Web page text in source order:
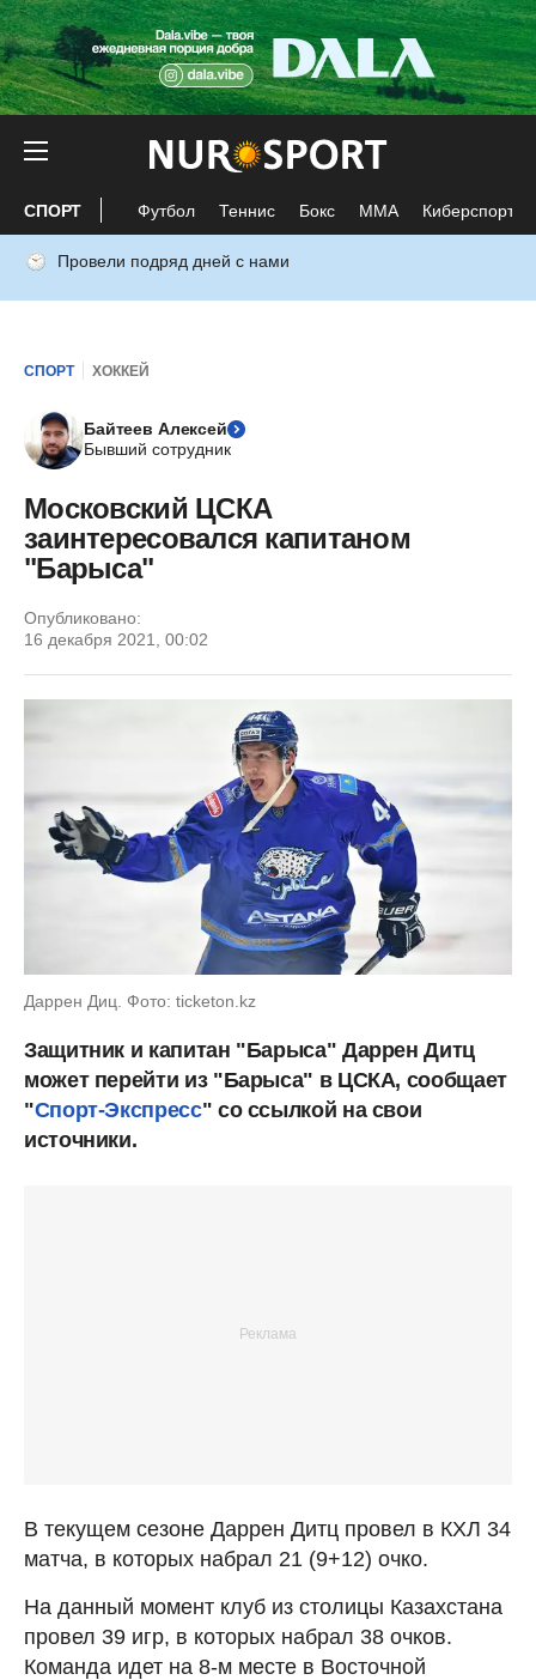
СПОРТ Футбол Теннис Бокс ММА Киберспорт
Провели подряд дней с нами
СПОРТ ХОККЕЙ
Байтеев Алексей
Бывший сотрудник
Московский ЦСКА
заинтересовался капитаном
"Барыса"
Опубликовано:
16 декабря 2021, 00:02
Даррен Диц. Фото: ticketon.kz
Защитник и капитан "Барыса" Даррен Дитц
может перейти из "Барыса" в ЦСКА, сообщает
"Спорт-Экспресс" со ссылкой на свои
источники.
В текущем сезоне Даррен Дитц провел в КХЛ 34
матча, в которых набрал 21 (9+12) очко.
На данный момент клуб из столицы Казахстана
провел 39 игр, в которых набрал 38 очков.
Команда идет на 8-м месте в Восточной